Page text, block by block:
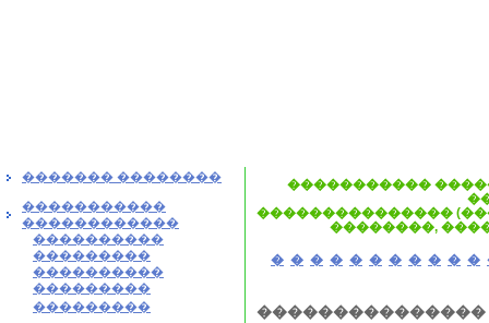
������� ��������
�����������
������������
����������
���������
����������
���������
���������
�����������
���������������
��������,
� � � � � � � � � � �